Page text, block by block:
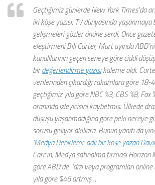
Geçtiğimiz günlerde New York Times’da
iki köşe yazısı, TV dünyasında
gelişmeleri gözler önüne serdi. Önce
eleştirmeni Bill Carter, Mart ayında
kanalllarının geçen seneye göre ciddi
birdeğerlendirme yazısıkaleme aldı.
verilerinden çıkardığı rakamlara göre 18-
geçtiğimiz yıla göre NBC %3, CBS %8, Fox
oranında izleyicisini kaybetmiş. Ülkede
düşüşü yaşanmadığına göre peki nereye
sorusu geliyor akıllara. Bunun yanıtı da
‘Medya Denklemi’ adlı bir köşe yazan
Carr’ın, Medya satınalma firması Horizon
göre ABD’de ‘dizi veya programları online
yıla göre %46 artmış…